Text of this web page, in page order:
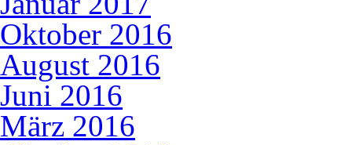
Oktober 2016
August 2016
Juni 2016
März 2016